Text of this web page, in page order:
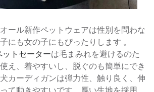
ール新作ペットウェアは性別を問わな
にも女の子にもぴったりします 。
トセーターは毛まみれを避けるのた
え、着やすいし、脱ぐのも簡単にでき
カーディガンは弾力性、触り良く、伸
て動きやすいです。厚い生地を採用、